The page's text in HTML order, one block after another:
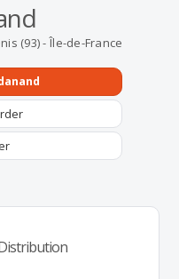
(93) - Île-de-France